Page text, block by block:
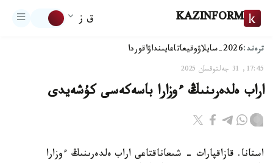
KAZINFORM ق ز
ترەند:2026-سايلاۋ وقيعاتاعايىنداۋاقوردا
17:45, 31 جەلتوقسان 2025
اراب ەلدەرىنىڭ ءوزارا باسەكەسى كۇشەيدى
استانا. قازاقپارات - شىعاناقتاعى اراب ەلدەرىنىڭ ءوزارا